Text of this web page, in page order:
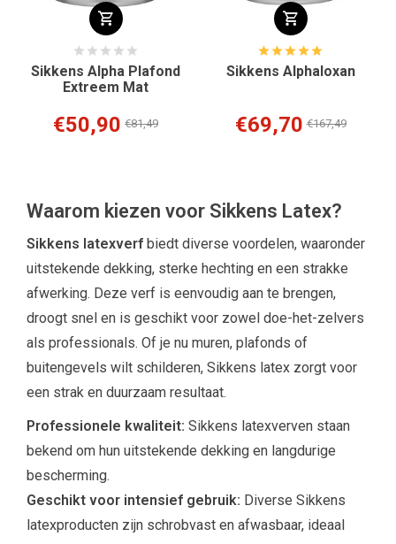
Sikkens Alpha Plafond
Extreem Mat
€50,90 €81,49
Sikkens Alphaloxan
€69,70 €167,49
Waarom kiezen voor Sikkens Latex?
Sikkens latexverf biedt diverse voordelen, waaronder
uitstekende dekking, sterke hechting en een strakke
afwerking. Deze verf is eenvoudig aan te brengen,
droogt snel en is geschikt voor zowel doe-het-zelvers
als professionals. Of je nu muren, plafonds of
buitengevels wilt schilderen, Sikkens latex zorgt voor
een strak en duurzaam resultaat.
Professionele kwaliteit: Sikkens latexverven staan
bekend om hun uitstekende dekking en langdurige
bescherming.
Geschikt voor intensief gebruik: Diverse Sikkens
latexproducten zijn schrobvast en afwasbaar, ideaal